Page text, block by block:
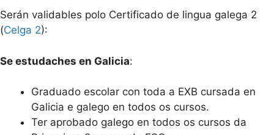
Serán validables polo Certificado de lingua galega 2
(Celga 2):
Se estudaches en Galicia:
Graduado escolar con toda a EXB cursada en
Galicia e galego en todos os cursos.
Ter aprobado galego en todos os cursos da